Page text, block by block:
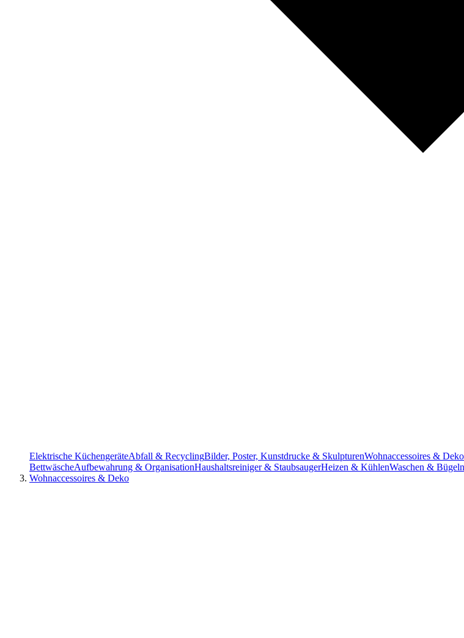
Elektrische KüchengeräteAbfall & RecyclingBilder, Poster, Kunstdrucke & SkulpturenWohnaccessoires & Deko
BettwäscheAufbewahrung & OrganisationHaushaltsreiniger & StaubsaugerHeizen & KühlenWaschen & Bügeln
Wohnaccessoires & Deko